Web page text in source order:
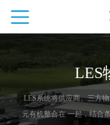
LES
LES系统将供应商、三方
元有机整合在 一起，结合